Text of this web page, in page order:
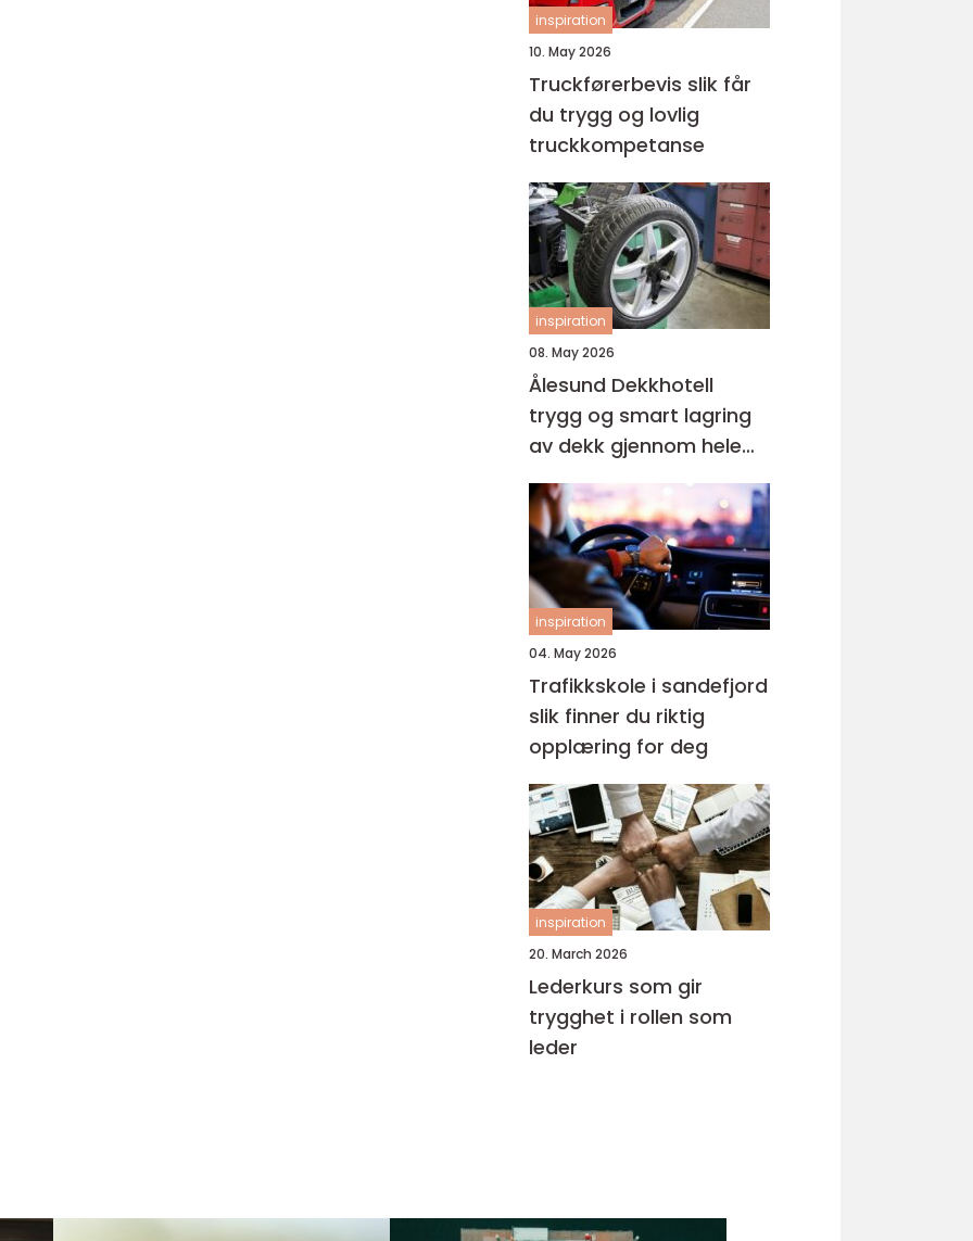
inspiration
10. May 2026
Truckførerbevis slik får
du trygg og lovlig
truckkompetanse
inspiration
08. May 2026
Ålesund Dekkhotell
trygg og smart lagring
av dekk gjennom hele
året
inspiration
04. May 2026
Trafikkskole i sandefjord
slik finner du riktig
opplæring for deg
inspiration
20. March 2026
Lederkurs som gir
trygghet i rollen som
leder